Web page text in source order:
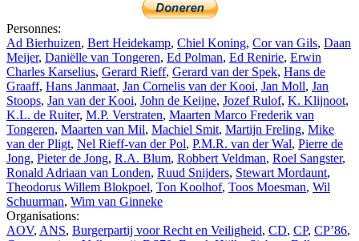
Personnes:
Ad Bierhuizen, Bert Heidekamp, Chiel Koning, Cor van Gils, Daan
Meijer, Daniëlle van Tongeren, Ed Polman, Ed Renirie, Erwin
Charles Karselius, Gerard Rieff, Gerard van der Spek, Hans de
Graaff, Hans Janmaat, Jan Cornelis van der Kooi, Jan Moll, Jan
Stoops, Jan van der Kooi, John de Keijne, Jozef Rulof, K. Klijnoot,
K.L. de Ruiter, M.P. Verstraten, Maarten Marco Frederik van
Tongeren, Maarten van Mil, Machiel Smit, Martijn Freling, Mike
van der Pligt, Nel Rieff-van der Pol, P.M.R. van der Wal, Pierre de
Jong, Pieter de Jong, R.A. Blum, Robbert Veldman, Roel Sangster,
Ronald Adriaan van Londen, Ruud Snijders, Stewart Mordaunt,
Theodorus Willem Blokpoel, Ton Koolhof, Toos Moesman, Wil
Schuurman, Wim van Ginneke
Organisations:
AOV, ANS, Burgerpartij voor Recht en Veiligheid, CD, CP, CP’86,